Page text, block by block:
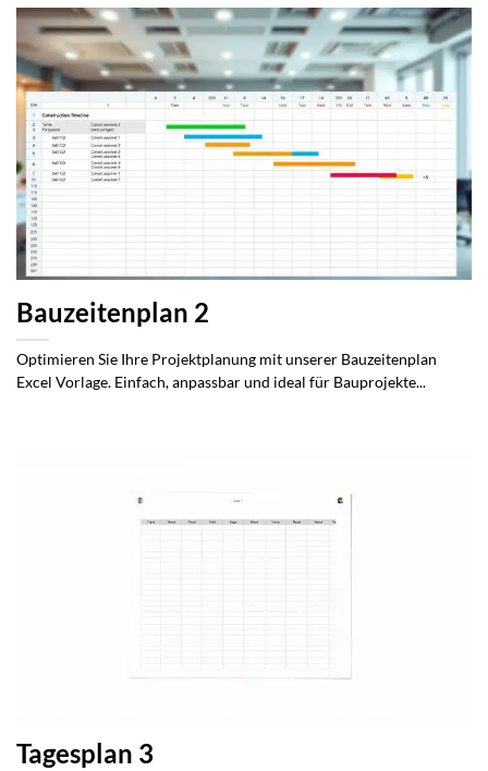
Bauzeitenplan 2
Optimieren Sie Ihre Projektplanung mit unserer Bauzeitenplan
Excel Vorlage. Einfach, anpassbar und ideal für Bauprojekte...
Tagesplan 3